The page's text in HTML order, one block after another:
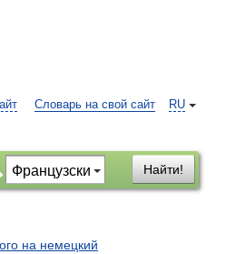
RU
Словарь на свой сайт
Найти!
на немецкий